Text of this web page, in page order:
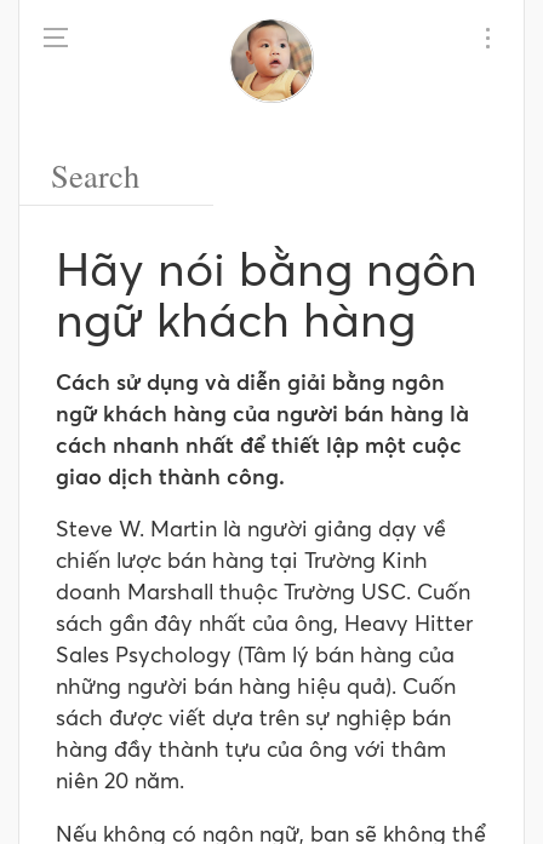
Hãy nói bằng ngôn
ngữ khách hàng
Cách sử dụng và diễn giải bằng ngôn
ngữ khách hàng của người bán hàng là
cách nhanh nhất để thiết lập một cuộc
giao dịch thành công.
Steve W. Martin là người giảng dạy về
chiến lược bán hàng tại Trường Kinh
doanh Marshall thuộc Trường USC. Cuốn
sách gần đây nhất của ông, Heavy Hitter
Sales Psychology (Tâm lý bán hàng của
những người bán hàng hiệu quả). Cuốn
sách được viết dựa trên sự nghiệp bán
hàng đầy thành tựu của ông với thâm
niên 20 năm.
Nếu không có ngôn ngữ, bạn sẽ không thể